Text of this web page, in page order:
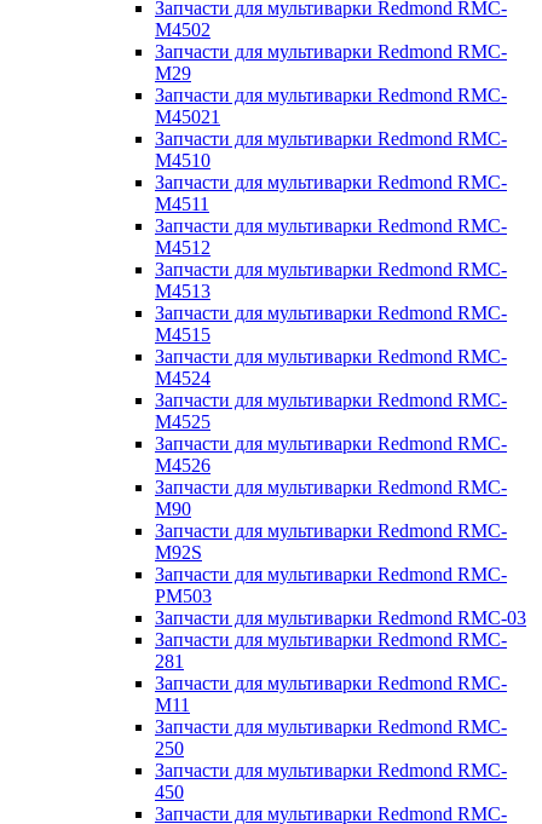
Запчасти для мультиварки Redmond RMC-
M4502
Запчасти для мультиварки Redmond RMC-
M29
Запчасти для мультиварки Redmond RMC-
M45021
Запчасти для мультиварки Redmond RMC-
M4510
Запчасти для мультиварки Redmond RMC-
M4511
Запчасти для мультиварки Redmond RMC-
M4512
Запчасти для мультиварки Redmond RMC-
M4513
Запчасти для мультиварки Redmond RMC-
M4515
Запчасти для мультиварки Redmond RMC-
M4524
Запчасти для мультиварки Redmond RMC-
M4525
Запчасти для мультиварки Redmond RMC-
M4526
Запчасти для мультиварки Redmond RMC-
M90
Запчасти для мультиварки Redmond RMC-
M92S
Запчасти для мультиварки Redmond RMC-
PM503
Запчасти для мультиварки Redmond RMC-03
Запчасти для мультиварки Redmond RMC-
281
Запчасти для мультиварки Redmond RMC-
M11
Запчасти для мультиварки Redmond RMC-
250
Запчасти для мультиварки Redmond RMC-
450
Запчасти для мультиварки Redmond RMC-